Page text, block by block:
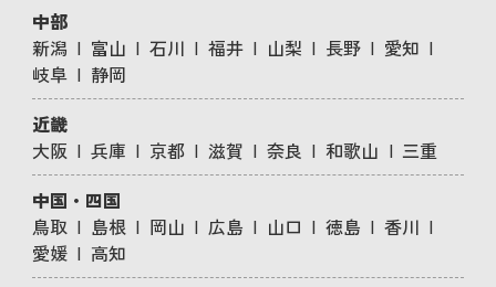
中部
新潟
富山 石川 福井 山梨 長野
愛知
岐阜
静岡
近畿
大阪
兵庫 京都 滋賀 奈良 和歌山
三重
中国・四国
鳥取
島根 岡山 広島 山口 徳島
香川
愛媛
高知